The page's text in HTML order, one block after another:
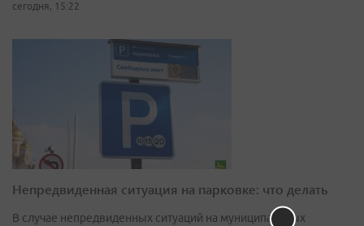
сегодня, 15:22
Непредвиденная ситуация на парковке: что делать
В случае непредвиденных ситуаций на муниципальных